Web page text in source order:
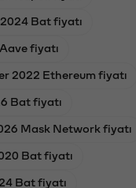
Bat fiyatı
fiyatı
2022 Ethereum fiyatı
Bat fiyatı
Mask Network fiyatı
Bat fiyatı
Bat fiyatı